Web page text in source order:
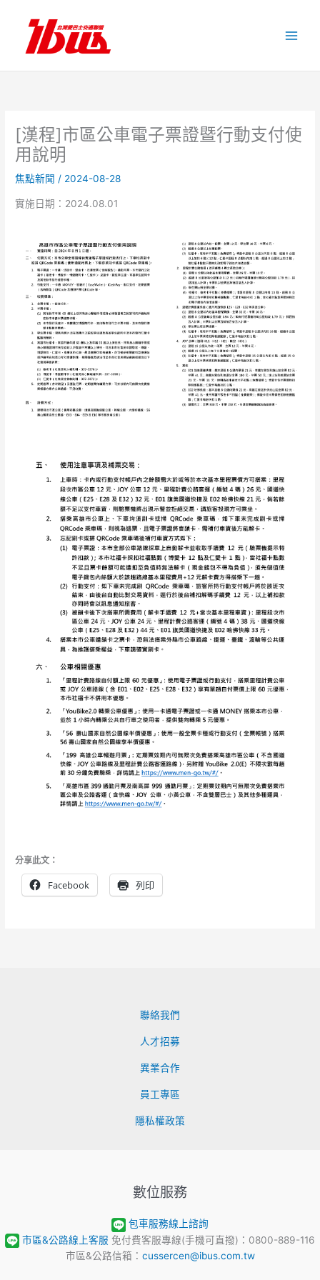
內
[漢程]市區公車電子票證暨行動支付使
用說明
焦點新聞 / 2024-08-28
實施日期：2024.08.01
分享此文：
Facebook 列印
聯絡我們
人才招募
異業合作
員工專區
隱私權政策
數位服務
包車服務線上諮詢
市區&公路線上客服 免付費客服專線(手機可直撥)：0800-889-116
市區&公路信箱： cussercen@ibus.com.tw